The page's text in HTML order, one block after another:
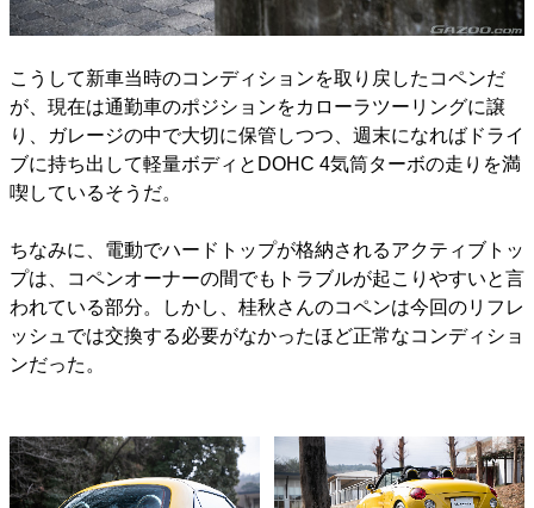
こうして新車当時のコンディションを取り戻したコペンだ
が、現在は通勤車のポジションをカローラツーリングに譲
り、ガレージの中で大切に保管しつつ、週末になればドライ
ブに持ち出して軽量ボディとDOHC 4気筒ターボの走りを満
喫しているそうだ。
ちなみに、電動でハードトップが格納されるアクティブトッ
プは、コペンオーナーの間でもトラブルが起こりやすいと言
われている部分。しかし、桂秋さんのコペンは今回のリフレ
ッシュでは交換する必要がなかったほど正常なコンディショ
ンだった。